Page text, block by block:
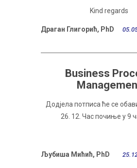
Kind regards
Драган Глигорић, PhD
Business
Додјела потписа ће се
26. 12. Час почиње у 9
Љубиша Мићић, PhD